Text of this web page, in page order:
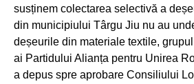
susținem colectarea selectivă a
din municipiului Târgu Jiu nu au
deșeurile din materiale textile,
ai Partidului Alianța pentru Unirea
a depus spre aprobare Consiliului